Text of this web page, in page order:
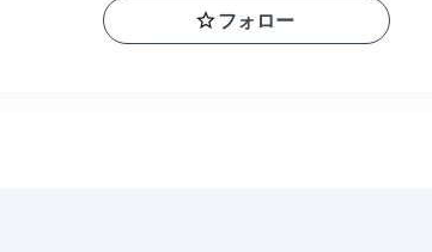
フォロー